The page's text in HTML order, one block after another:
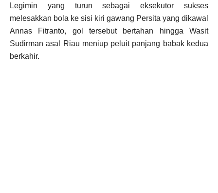
Legimin yang turun sebagai eksekutor sukses
melesakkan bola ke sisi kiri gawang Persita yang dikawal
Annas Fitranto, gol tersebut bertahan hingga Wasit
Sudirman asal Riau meniup peluit panjang babak kedua
berkahir.